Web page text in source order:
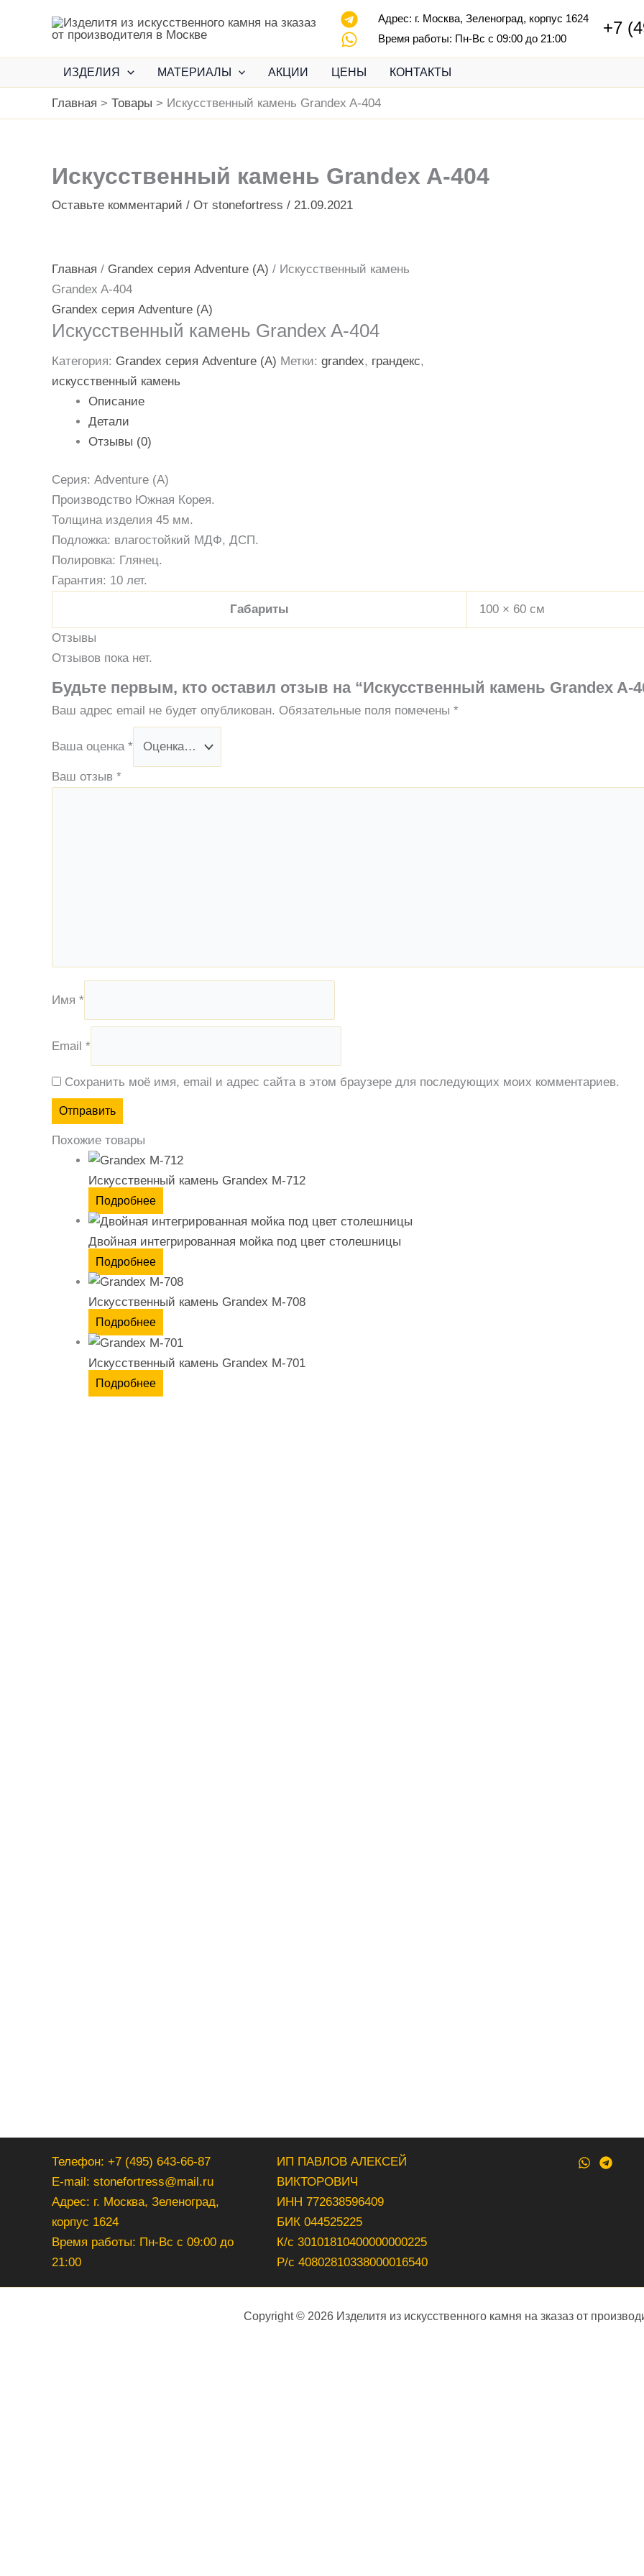
Адрес: г. Москва, Зеленоград, корпус 1624
Время работы: Пн-Вс с 09:00 до 21:00
+7
ИЗДЕЛИЯ МАТЕРИАЛЫ АКЦИИ ЦЕНЫ КОНТАКТЫ
Главная Товары Искусственный камень Grandex A-404
Искусственный камень Grandex A-404
Оставьте комментарий / От stonefortress / 21.09.2021
Главная / Grandex серия Adventure (A) / Искусственный камень
Grandex A-404
Grandex серия Adventure (A)
Искусственный камень Grandex A-404
Категория: Grandex серия Adventure (A) Метки: grandex, грандекс,
искусственный камень
Описание
Детали
Отзывы (0)
Серия: Adventure (A)
Производство Южная Корея.
Толщина изделия 45 мм.
Подложка: влагостойкий МДФ, ДСП.
Полировка: Глянец.
Гарантия: 10 лет.
Габариты 100 × 60 см
Отзывы
Отзывов пока нет.
Будьте первым, кто оставил отзыв на “Искусственный камень Grandex A-
Ваш адрес email не будет опубликован. Обязательные поля помечены *
Ваша оценка *
Ваш отзыв *
Имя *
Email *
Сохранить моё имя, email и адрес сайта в этом браузере для последующих моих комментариев.
Похожие товары
Искусственный камень Grandex M-712
Подробнее
Двойная интегрированная мойка под цвет столешницы
Подробнее
Искусственный камень Grandex M-708
Подробнее
Искусственный камень Grandex M-701
Подробнее
Телефон: +7 (495) 643-66-87
E-mail: stonefortress@mail.ru
Адрес: г. Москва, Зеленоград,
корпус 1624
Время работы: Пн-Вс с 09:00 до
21:00
ИП ПАВЛОВ АЛЕКСЕЙ
ВИКТОРОВИЧ
ИНН 772638596409
БИК 044525225
К/с 30101810400000000225
Р/с 40802810338000016540
Copyright © 2026 Изделитя из искусственного камня на зказаз от